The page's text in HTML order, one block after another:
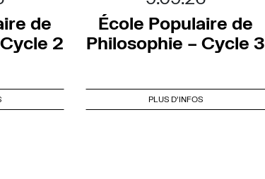
de
2
École Populaire de
Philosophie – Cycle 3
PLUS D'INFOS